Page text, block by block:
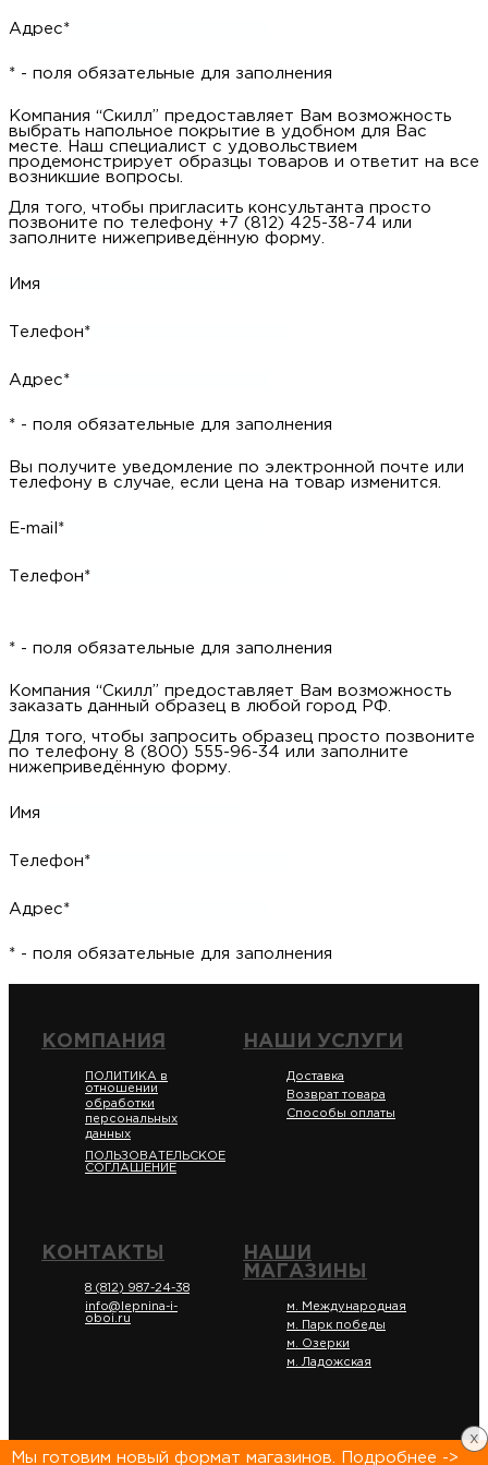
Адрес*
* - поля обязательные для заполнения
Компания “Скилл” предоставляет Вам возможность
выбрать напольное покрытие в удобном для Вас
месте. Наш специалист с удовольствием
продемонстрирует образцы товаров и ответит на все
возникшие вопросы.
Для того, чтобы пригласить консультанта просто
позвоните по телефону +7 (812) 425-38-74 или
заполните нижеприведённую форму.
Имя
Телефон*
Адрес*
* - поля обязательные для заполнения
Вы получите уведомление по электронной почте или
телефону в случае, если цена на товар изменится.
E-mail*
Телефон*
* - поля обязательные для заполнения
Компания “Скилл” предоставляет Вам возможность
заказать данный образец в любой город РФ.
Для того, чтобы запросить образец просто позвоните
по телефону 8 (800) 555-96-34 или заполните
нижеприведённую форму.
Имя
Телефон*
Адрес*
* - поля обязательные для заполнения
КОМПАНИЯ
ПОЛИТИКА в
отношении
обработки
персональных
данных
ПОЛЬЗОВАТЕЛЬСКОЕ
СОГЛАШЕНИЕ
НАШИ УСЛУГИ
Доставка
Возврат товара
Способы оплаты
КОНТАКТЫ
8 (812) 987-24-38
info@lepnina-i-
oboi.ru
НАШИ
МАГАЗИНЫ
м. Международная
м. Парк победы
м. Озерки
м. Ладожская
Мы готовим новый формат магазинов. Подробнее ->
x